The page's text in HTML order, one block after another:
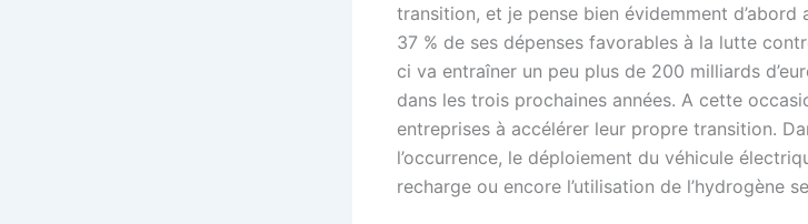
transition, et je pense bien évidemment d’abord
37 % de ses dépenses favorables à la lutte
ci va entraîner un peu plus de 200 milliards
dans les trois prochaines années. A cette
entreprises à accélérer leur propre transition.
l’occurrence, le déploiement du véhicule
recharge ou encore l’utilisation de l’hydrogène